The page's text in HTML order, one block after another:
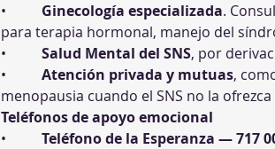
• Ginecología especializada.
para terapia hormonal, manejo del
• Salud Mental del SNS, por
• Atención privada y mutuas,
menopausia cuando el SNS no la ofrezca
Teléfonos de apoyo emocional
• Teléfono de la Esperanza — 717